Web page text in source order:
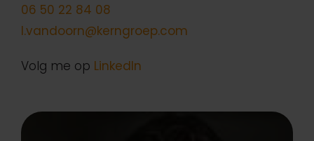
06 50 22 84 08
l.vandoorn@kerngroep.com
Volg me op LinkedIn